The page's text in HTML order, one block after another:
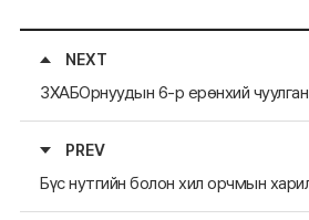
NEXT
ЗХАБОрнуудын 6-р ерөнхий чуулган
PREV